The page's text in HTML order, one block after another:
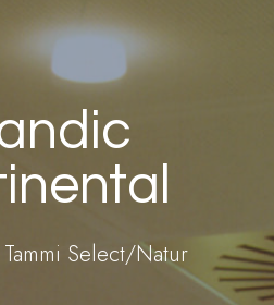
Select/Natur